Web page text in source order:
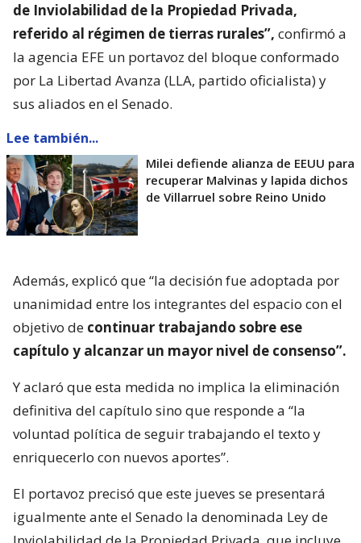
de Inviolabilidad de la Propiedad Privada,
referido al régimen de tierras rurales”, confirmó a
la agencia EFE un portavoz del bloque conformado
por La Libertad Avanza (LLA, partido oficialista) y
sus aliados en el Senado.
Lee también...
Milei defiende alianza de EEUU para
recuperar Malvinas y lapida dichos
de Villarruel sobre Reino Unido
Además, explicó que “la decisión fue adoptada por
unanimidad entre los integrantes del espacio con el
objetivo de continuar trabajando sobre ese
capítulo y alcanzar un mayor nivel de consenso”.
Y aclaró que esta medida no implica la eliminación
definitiva del capítulo sino que responde a “la
voluntad política de seguir trabajando el texto y
enriquecerlo con nuevos aportes”.
El portavoz precisó que este jueves se presentará
igualmente ante el Senado la denominada Ley de